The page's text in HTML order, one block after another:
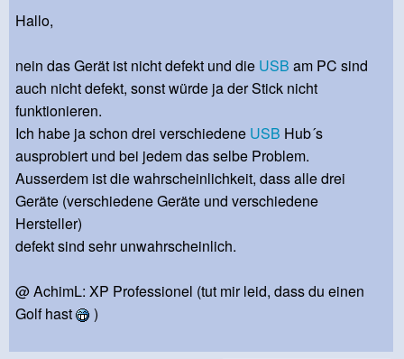
Hallo,
nein das Gerät ist nicht defekt und die USB am PC sind
auch nicht defekt, sonst würde ja der Stick nicht
funktionieren.
Ich habe ja schon drei verschiedene USB Hub´s
ausprobiert und bei jedem das selbe Problem.
Ausserdem ist die wahrscheinlichkeit, dass alle drei
Geräte (verschiedene Geräte und verschiedene
Hersteller)
defekt sind sehr unwahrscheinlich.
@ AchimL: XP Professionel (tut mir leid, dass du einen
Golf hast
)